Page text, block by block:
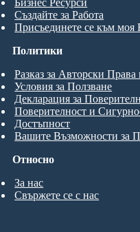
Създайте за Работа
Присъединете се към моя
Относно
За нас
Свържете се с нас
Политики
Разказ за Авторски
Условия за Ползване
Декларация за
Поверителност и
Достъпност
Вашите Възможности за